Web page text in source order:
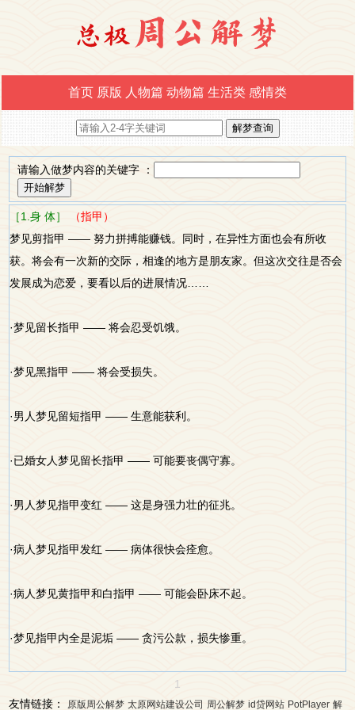
首页 原版 人物篇 动物篇 生活类 感情类
请输入做梦内容的关键字 ：
［1.身 体］
（指甲）
梦见剪指甲 —— 努力拼搏能赚钱。同时，在异性方面也会有所收
获。将会有一次新的交际，相逢的地方是朋友家。但这次交往是否会
发展成为恋爱，要看以后的进展情况……
·梦见留长指甲 —— 将会忍受饥饿。
·梦见黑指甲 —— 将会受损失。
·男人梦见留短指甲 —— 生意能获利。
·已婚女人梦见留长指甲 —— 可能要丧偶守寡。
·男人梦见指甲变红 —— 这是身强力壮的征兆。
·病人梦见指甲发红 —— 病体很快会痊愈。
·病人梦见黄指甲和白指甲 —— 可能会卧床不起。
·梦见指甲内全是泥垢 —— 贪污公款，损失惨重。
1
友情链接：
原版周公解梦 太原网站建设公司 周公解梦 id贷网站 PotPlayer 解